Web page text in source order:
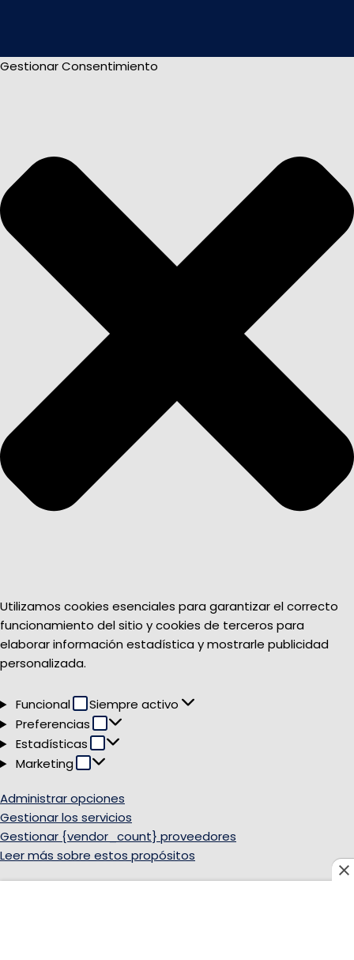
Gestionar Consentimiento
Utilizamos cookies esenciales para garantizar el correcto
funcionamiento del sitio y cookies de terceros para
elaborar información estadística y mostrarle publicidad
personalizada.
Funcional Funcional
Siempre activo
Preferencias
Preferencias
Estadísticas Estadísticas
Marketing Marketing
Administrar opciones
Gestionar los servicios
Gestionar {vendor_count} proveedores
Leer más sobre estos propósitos